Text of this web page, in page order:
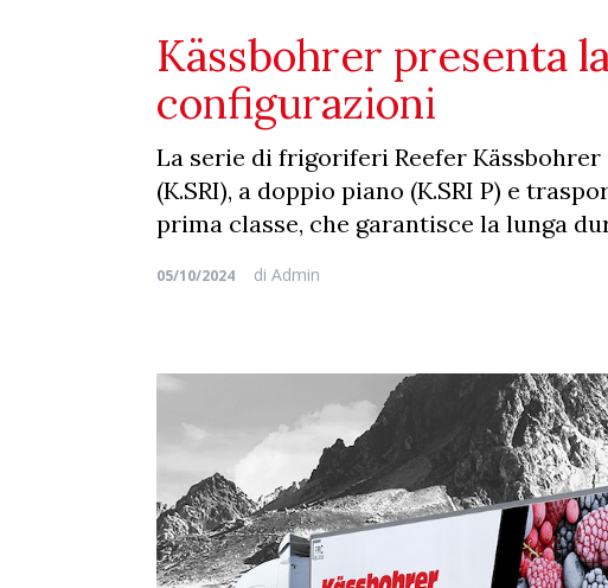
Kässbohrer presenta
configurazioni
La serie di frigoriferi Reefer
(K.SRI), a doppio piano (K.SRI P) e
prima classe, che garantisce la lunga
05/10/2024 di Admin